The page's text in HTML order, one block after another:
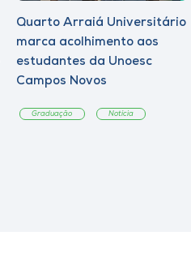
Quarto Arraiá Universitário
marca acolhimento aos
estudantes da Unoesc
Campos Novos
Graduação Notícia